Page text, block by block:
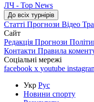
ЛЧ - Top News
До всіх турнірів
Статті Прогнози Відео
Сайт
Редакція Прогнози
Контакти Правила
Соціальні мережі
facebook x youtube
Укр Рус
Новини спорту